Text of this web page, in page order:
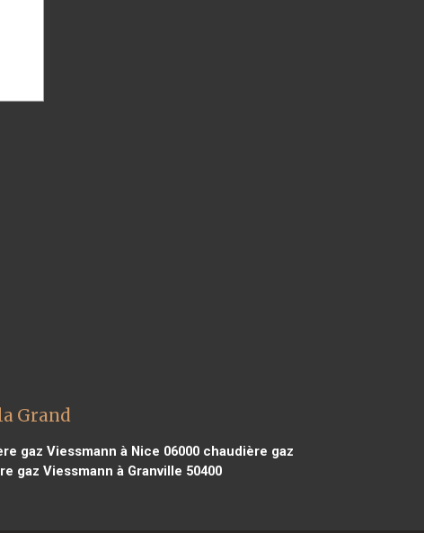
Grand
gaz Viessmann à Nice 06000 chaudière gaz
gaz Viessmann à Granville 50400